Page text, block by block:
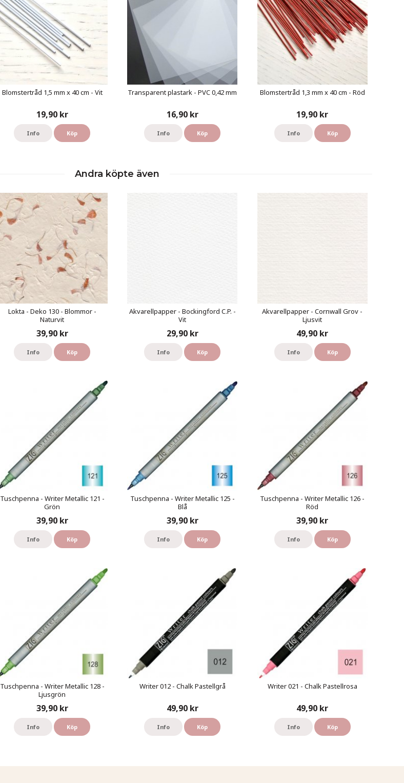
Blomstertråd 1,5 mm x 40 cm - Vit
19,90 kr
Info Köp
Transparent plastark - PVC 0,42 mm
16,90 kr
Info Köp
Blomstertråd 1,3 mm x 40 cm - Röd
19,90 kr
Info Köp
Andra köpte även
Lokta - Deko 130 - Blommor -
Naturvit
39,90 kr
Info Köp
Akvarellpapper - Bockingford C.P. -
Vit
29,90 kr
Info Köp
Akvarellpapper - Cornwall Grov -
Ljusvit
49,90 kr
Info Köp
Tuschpenna - Writer Metallic 121 -
Grön
39,90 kr
Info Köp
Tuschpenna - Writer Metallic 125 -
Blå
39,90 kr
Info Köp
Tuschpenna - Writer Metallic 126 -
Röd
39,90 kr
Info Köp
Tuschpenna - Writer Metallic 128 -
Ljusgrön
39,90 kr
Info Köp
Writer 012 - Chalk Pastellgrå
49,90 kr
Info Köp
Writer 021 - Chalk Pastellrosa
49,90 kr
Info Köp